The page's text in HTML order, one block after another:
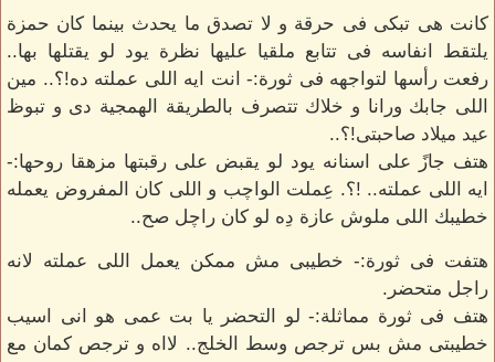
كانت هى تبكى فى حرقة و لا تصدق ما يحدث بينما كان حمزة
يلتقط انفاسه فى تتابع ملقيا عليها نظرة يود لو يقتلها بها..
رفعت رأسها لتواجهه فى ثورة:- انت ايه اللى عملته ده!؟.. مين
اللى جابك ورانا و خلاك تتصرف بالطريقة الهمجية دى و تبوظ
عيد ميلاد صاحبتى!؟..
هتف جازً على اسنانه يود لو يقبض على رقبتها مزهقا روحها:-
ايه اللى عملته.. !؟. عِملت الواچب و اللى كان المفروض يعمله
خطيبك اللى ملوش عازة دِه لو كان راچل صح..
هتفت فى ثورة:- خطيبى مش ممكن يعمل اللى عملته لانه
راجل متحضر.
هتف فى ثورة مماثلة:- لو التحضر يا بت عمى هو انى اسيب
خطيبتى مش بس ترجص وسط الخلج.. لااه و ترجص كمان مع